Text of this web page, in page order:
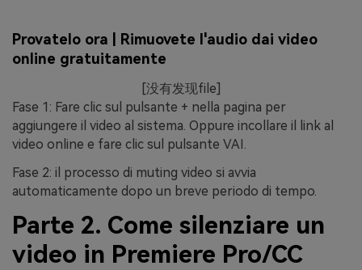
Provatelo ora | Rimuovete l'audio dai video
online gratuitamente
[没有发现file]
Fase 1: Fare clic sul pulsante + nella pagina per
aggiungere il video al sistema. Oppure incollare il link al
video online e fare clic sul pulsante VAI
Fase 2: il processo di muting video si avvia
automaticamente dopo un breve periodo di tempo.
Parte 2. Come silenziare un
video in Premiere Pro/CC